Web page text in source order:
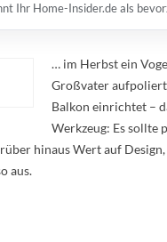
Ihr Home-Insider.de als
… im Herbst ein
Großvater aufpoliert
Balkon einrichtet –
Werkzeug: Es sollte
hinaus Wert auf
aus.